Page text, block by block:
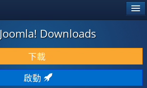
Joomla! Downloads
下載
啟動